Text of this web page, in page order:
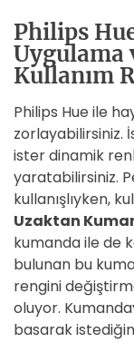
Philips
Uygulama
Kullanım
Philips Hue ile
zorlayabilirsiniz.
ister dinamik
yaratabilirsiniz.
kullanışlıyken,
Uzaktan
kumanda ile de
bulunan bu
rengini
oluyor.
basarak